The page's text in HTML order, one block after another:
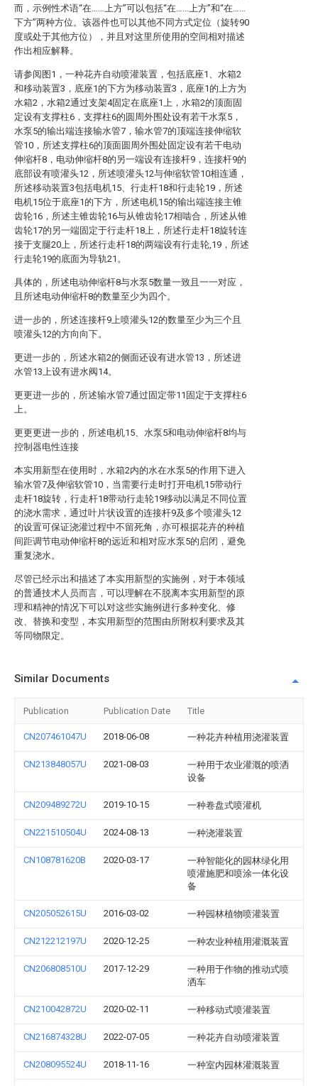
而，示例性术语“在……上方”可以包括“在……上方”和“在……
下方”两种方位。该器件也可以其他不同方式定位（旋转90
度或处于其他方位），并且对这里所使用的空间相对描述
作出相应解释。
请参阅图1，一种花卉自动喷灌装置，包括底座1、水箱2
和移动装置3，底座1的下方为移动装置3，底座1的上方为
水箱2，水箱2通过支架4固定在底座1上，水箱2的顶面固
定设有支撑柱6，支撑柱6的圆周外围处设有若干水泵5，
水泵5的输出端连接输水管7，输水管7的顶端连接伸缩软
管10，所述支撑柱6的顶面圆周外围处固定设有若干电动
伸缩杆8，电动伸缩杆8的另一端设有连接杆9，连接杆9的
底部设有喷灌头12，所述喷灌头12与伸缩软管10相连通，
所述移动装置3包括电机15、行走杆18和行走轮19，所述
电机15位于底座1的下方，所述电机15的输出端连接主锥
齿轮16，所述主锥齿轮16与从锥齿轮17相啮合，所述从锥
齿轮17的另一端固定于行走杆18上，所述行走杆18旋转连
接于支腿20上，所述行走杆18的两端设有行走轮,19，所述
行走轮19的底面为导轨21。
具体的，所述电动伸缩杆8与水泵5数量一致且一一对应，
且所述电动伸缩杆8的数量至少为四个。
进一步的，所述连接杆9上喷灌头12的数量至少为三个且
喷灌头12的方向向下。
更进一步的，所述水箱2的侧面还设有进水管13，所述进
水管13上设有进水阀14。
更更进一步的，所述输水管7通过固定带11固定于支撑柱6
上。
更更更进一步的，所述电机15、水泵5和电动伸缩杆8均与
控制器电性连接
本实用新型在使用时，水箱2内的水在水泵5的作用下进入
输水管7及伸缩软管10，当需要行走时打开电机15带动行
走杆18旋转，行走杆18带动行走轮19移动以满足不同位置
的浇水需求，通过叶片状设置的连接杆9及多个喷灌头12
的设置可保证浇灌过程中不留死角，亦可根据花卉的种植
间距调节电动伸缩杆8的远近和相对应水泵5的启闭，避免
重复浇水。
尽管已经示出和描述了本实用新型的实施例，对于本领域
的普通技术人员而言，可以理解在不脱离本实用新型的原
理和精神的情况下可以对这些实施例进行多种变化、修
改、替换和变型，本实用新型的范围由所附权利要求及其
等同物限定。
Similar Documents
Publication Publication Date Title
CN207461047U 2018-06-08 一种花卉种植用浇灌装置
CN213848057U 2021-08-03
一种用于农业灌溉的喷洒
设备
CN209489272U 2019-10-15 一种卷盘式喷灌机
CN221510504U 2024-08-13 一种浇灌装置
CN108781620B 2020-03-17
一种智能化的园林绿化用
喷灌施肥和喷涂一体化设
备
CN205052615U 2016-03-02 一种园林植物喷灌装置
CN212212197U 2020-12-25 一种农业种植用灌溉装置
CN206808510U 2017-12-29
一种用于作物的推动式喷
洒车
CN210042872U 2020-02-11 一种移动式喷灌装置
CN216874328U 2022-07-05 一种花卉自动喷灌装置
CN208095524U 2018-11-16 一种室内园林灌溉装置